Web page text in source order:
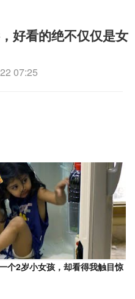
好看的绝不仅仅是女
07:25
个2岁小女孩，却看得我触目惊